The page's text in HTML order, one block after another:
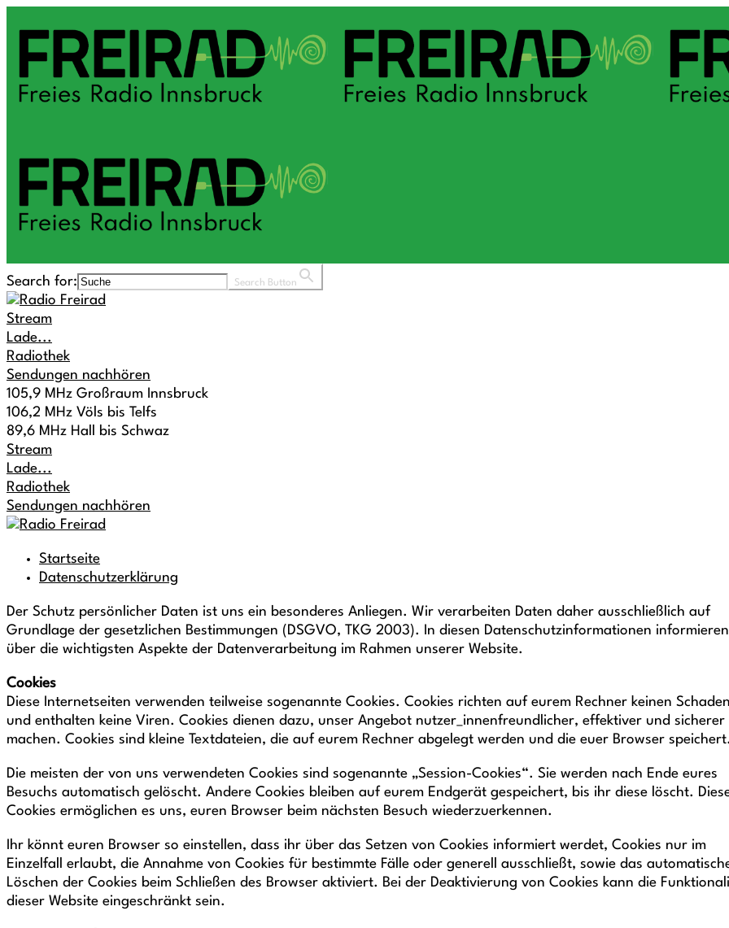
Search for: Search Button
Stream
Lade...
Radiothek
Sendungen nachhören
105,9 MHz Großraum Innsbruck
106,2 MHz Völs bis Telfs
89,6 MHz Hall bis Schwaz
Stream
Lade...
Radiothek
Sendungen nachhören
Startseite
Datenschutzerklärung
Der Schutz persönlicher Daten ist uns ein besonderes Anliegen. Wir verarbeiten Daten daher ausschließlich auf
Grundlage der gesetzlichen Bestimmungen (DSGVO, TKG 2003). In diesen Datenschutzinformationen
über die wichtigsten Aspekte der Datenverarbeitung im Rahmen unserer Website.
Cookies
Diese Internetseiten verwenden teilweise sogenannte Cookies. Cookies richten auf eurem Rechner keinen
und enthalten keine Viren. Cookies dienen dazu, unser Angebot nutzer_innenfreundlicher, effektiver und sicherer
machen. Cookies sind kleine Textdateien, die auf eurem Rechner abgelegt werden und die euer Browser speichert.
Die meisten der von uns verwendeten Cookies sind sogenannte „Session-Cookies“. Sie werden nach Ende eures
Besuchs automatisch gelöscht. Andere Cookies bleiben auf eurem Endgerät gespeichert, bis ihr diese löscht.
Cookies ermöglichen es uns, euren Browser beim nächsten Besuch wiederzuerkennen.
Ihr könnt euren Browser so einstellen, dass ihr über das Setzen von Cookies informiert werdet, Cookies nur im
Einzelfall erlaubt, die Annahme von Cookies für bestimmte Fälle oder generell ausschließt, sowie das
Löschen der Cookies beim Schließen des Browser aktiviert. Bei der Deaktivierung von Cookies kann die
dieser Website eingeschränkt sein.